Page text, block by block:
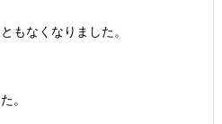
もなくなりました。
。